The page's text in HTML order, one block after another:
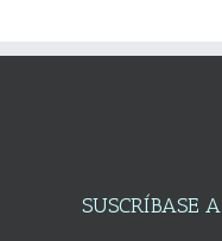
SUSCRÍBASE